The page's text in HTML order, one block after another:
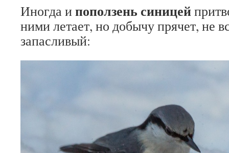
Иногда ипоползень синицей
ними летает, но добычу прячет, не
запасливый: